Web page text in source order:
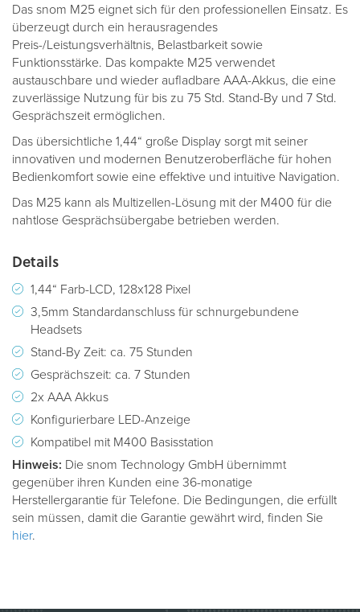
Das snom M25 eignet sich für den professionellen Einsatz. Es
überzeugt durch ein herausragendes
Preis-/Leistungsverhältnis, Belastbarkeit sowie
Funktionsstärke. Das kompakte M25 verwendet
austauschbare und wieder aufladbare AAA-Akkus, die eine
zuverlässige Nutzung für bis zu 75 Std. Stand-By und 7 Std.
Gesprächszeit ermöglichen.
Das übersichtliche 1,44“ große Display sorgt mit seiner
innovativen und modernen Benutzeroberfläche für hohen
Bedienkomfort sowie eine effektive und intuitive Navigation.
Das M25 kann als Multizellen-Lösung mit der M400 für die
nahtlose Gesprächsübergabe betrieben werden.
Details
1,44“ Farb-LCD, 128x128 Pixel
3,5mm Standardanschluss für schnurgebundene
Headsets
Stand-By Zeit: ca. 75 Stunden
Gesprächszeit: ca. 7 Stunden
2x AAA Akkus
Konfigurierbare LED-Anzeige
Kompatibel mit M400 Basisstation
Hinweis: Die snom Technology GmbH übernimmt
gegenüber ihren Kunden eine 36-monatige
Herstellergarantie für Telefone. Die Bedingungen, die erfüllt
sein müssen, damit die Garantie gewährt wird, finden Sie
hier.